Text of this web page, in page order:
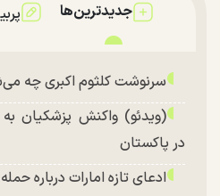
جدیدترین‌ها
سرنوشت کلثوم اکبری چه
(ویدئو) واکنش پزشکیان
در پاکستان
ادعای تازه امارات درباره